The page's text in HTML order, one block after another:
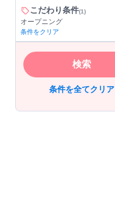
こだわり条件(1)
オープニング
条件をクリア
検索
条件を全てクリア